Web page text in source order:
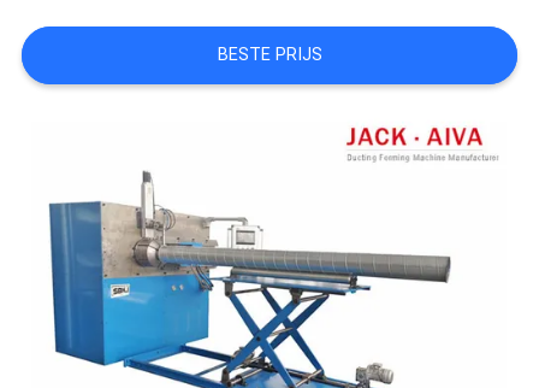
NIEUWS
OFFERTE
SITEMAP
PRIVACY
BESTE PRIJS